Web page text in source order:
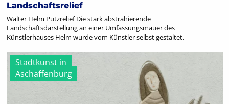
Landschaftsrelief
Walter Helm Putzrelief Die stark abstrahierende
Landschaftsdarstellung an einer Umfassungsmauer des
Künstlerhauses Helm wurde vom Künstler selbst gestaltet.
Stadtkunst in
Aschaffenburg